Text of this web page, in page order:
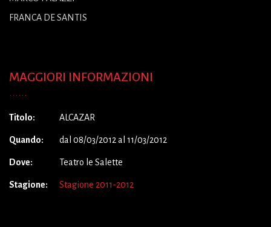
FRANCA DE SANTIS
MAGGIORI INFORMAZIONI
Titolo: ALCAZAR
Quando: dal 08/03/2012 al 11/03/2012
Dove: Teatro le Salette
Stagione: Stagione 2011-2012